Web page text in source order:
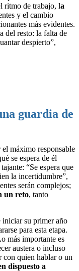
ritmo de trabajo, la
y el cambio
más evidentes.
del resto: la falta de
despierto”,
guardia de
máximo responsable
se espera de él
“Se espera que
la incertidumbre”,
serán complejos;
un reto, tanto
iniciar su primer año
para esta etapa.
más importante es
austera o incluso
con quien hablar o un
dispuesto a